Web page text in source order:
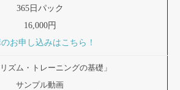
365日パック
16,000円
お申し込みはこちら！
ズム・トレーニングの基礎」
サンプル動画